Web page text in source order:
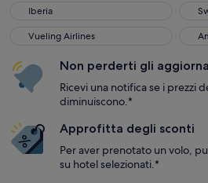
Iberia
Iberia
Vueling Airlines
Vueling Airlines
Non perderti gli
Ricevi una notifica se i prezzi
diminuiscono.*
Approfitta degli sconti
Per aver prenotato un volo,
su hotel selezionati.*